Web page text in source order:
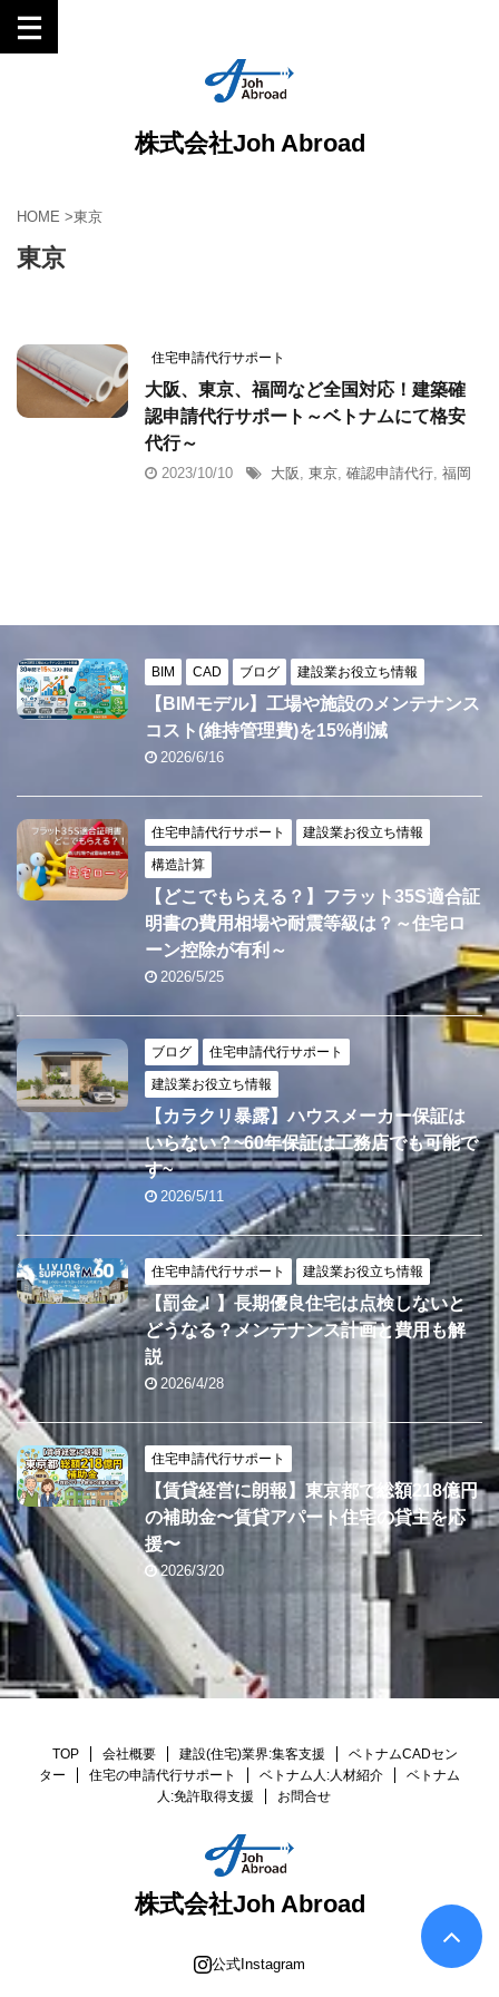
株式会社Joh Abroad
HOME >東京
東京
住宅申請代行サポート
大阪、東京、福岡など全国対応！建築確
認申請代行サポート～ベトナムにて格安
代行～
2023/10/10 大阪 東京 確認申請代行 福岡
BIM CAD ブログ 建設業お役立ち情報
【BIMモデル】工場や施設のメンテナンス
コスト(維持管理費)を15%削減
2026/6/16
住宅申請代行サポート 建設業お役立ち情報
構造計算
【どこでもらえる？】フラット35S適合証
明書の費用相場や耐震等級は？～住宅ロ
ーン控除が有利～
2026/5/25
ブログ 住宅申請代行サポート
建設業お役立ち情報
【カラクリ暴露】ハウスメーカー保証は
いらない？~60年保証は工務店でも可能で
す~
2026/5/11
住宅申請代行サポート 建設業お役立ち情報
【罰金！】長期優良住宅は点検しないと
どうなる？メンテナンス計画と費用も解
説
2026/4/28
住宅申請代行サポート
【賃貸経営に朗報】東京都で総額218億円
の補助金〜賃貸アパート住宅の貸主を応
援〜
2026/3/20
TOP 会社概要 建設(住宅)業界:集客支援
ベトナムCADセン
ター
住宅の申請代行サポート ベトナム人:人材紹介
ベトナム
人:免許取得支援
お問合せ
株式会社Joh Abroad
公式Instagram